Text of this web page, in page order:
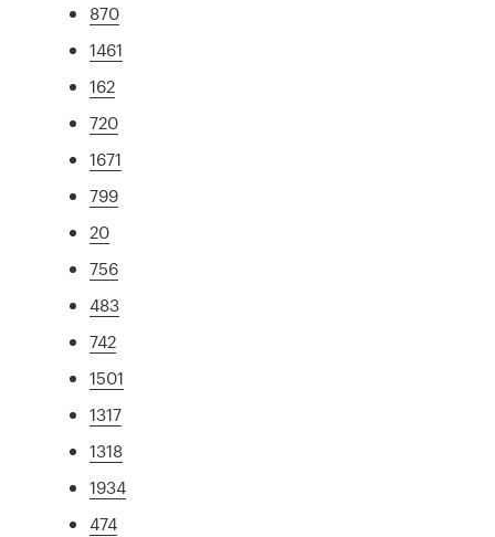
870
1461
162
720
1671
799
20
756
483
742
1501
1317
1318
1934
474